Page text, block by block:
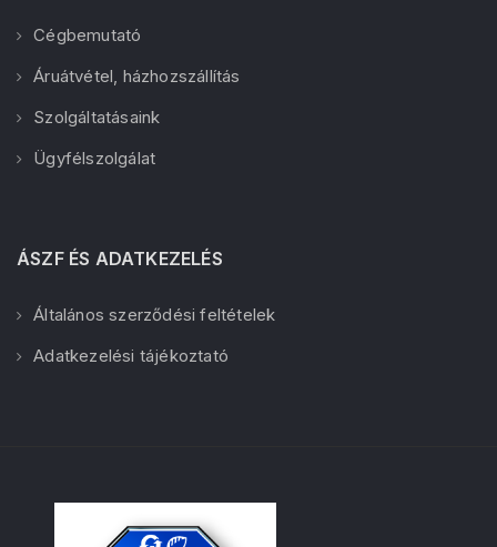
Cégbemutató
Áruátvétel, házhozszállítás
Szolgáltatásaink
Ügyfélszolgálat
ÁSZF ÉS ADATKEZELÉS
Általános szerződési feltételek
Adatkezelési tájékoztató